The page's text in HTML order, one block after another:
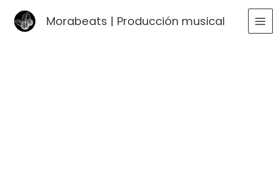
Morabeats | Producción musical